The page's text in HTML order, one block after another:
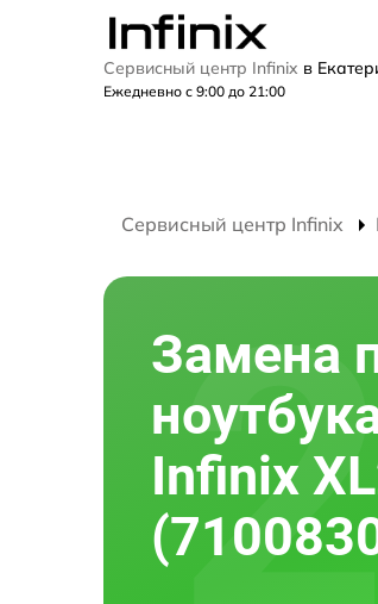
Сервисный центр Infinix в
Ежедневно с 9:00 до 21:00
Сервисный центр Infinix
Замена
Infinix